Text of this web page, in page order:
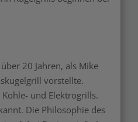
20 Jahren, als Mike
vorstellte.
und Elektrogrills.
Die Philosophie des